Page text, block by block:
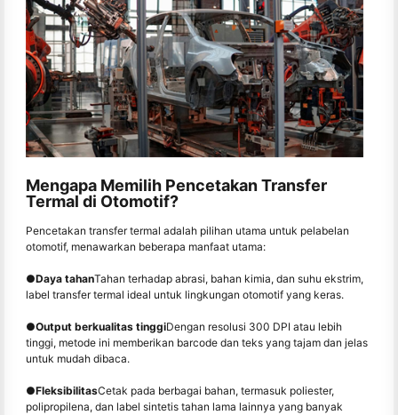
Mengapa Memilih Pencetakan Transfer
Termal di Otomotif?
Pencetakan transfer termal adalah pilihan utama untuk pelabelan
otomotif, menawarkan beberapa manfaat utama:
●Daya tahanTahan terhadap abrasi, bahan kimia, dan suhu ekstrim,
label transfer termal ideal untuk lingkungan otomotif yang keras.
●Output berkualitas tinggiDengan resolusi 300 DPI atau lebih
tinggi, metode ini memberikan barcode dan teks yang tajam dan jelas
untuk mudah dibaca.
●FleksibilitasCetak pada berbagai bahan, termasuk poliester,
polipropilena, dan label sintetis tahan lama lainnya yang banyak